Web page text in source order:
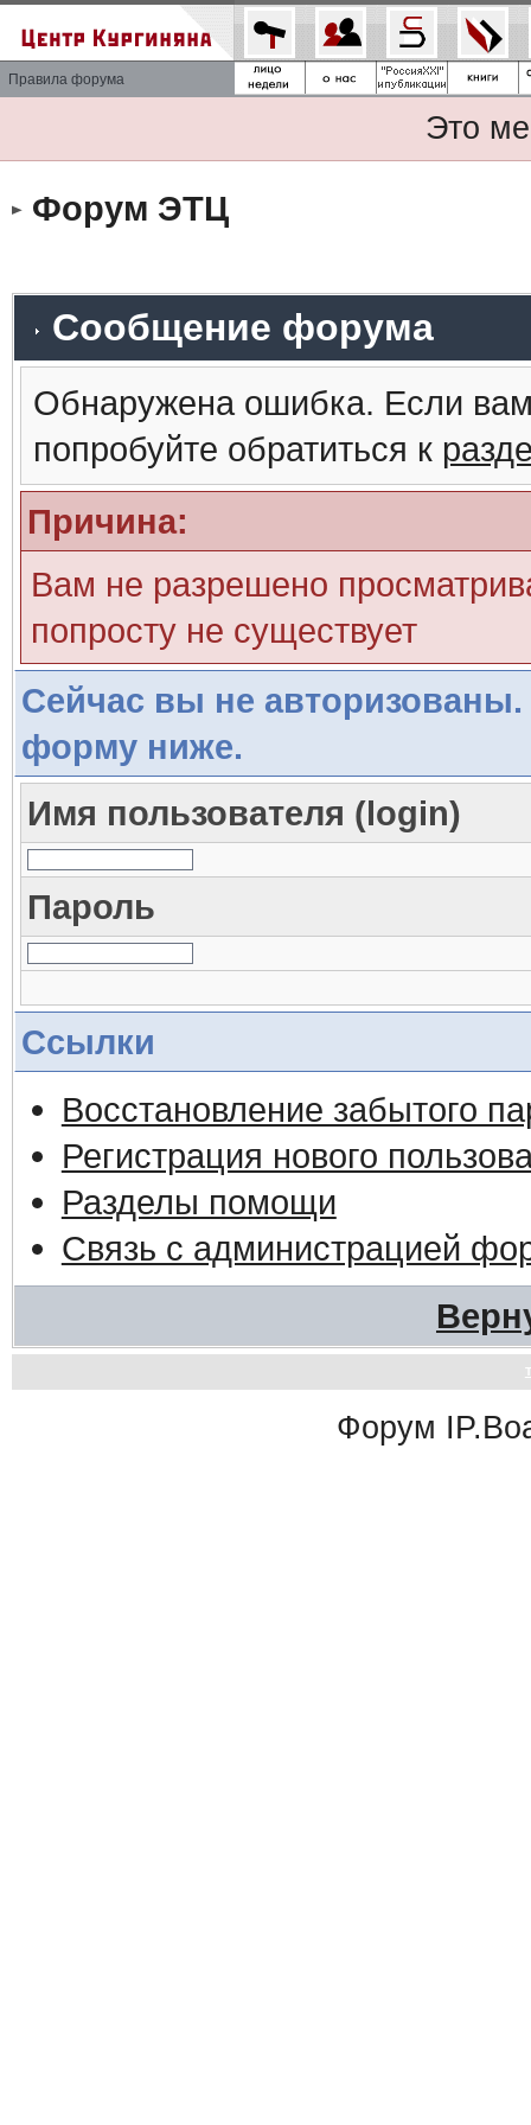
Правила форума
Это
Форум ЭТЦ
Сообщение форума
Обнаружена ошибка. Если
попробуйте обратиться к
Причина:
Вам не разрешено
попросту не существует
Сейчас вы не авторизованы.
форму ниже.
Имя пользователя (login)
Пароль
Ссылки
Восстановление забытого
Регистрация нового
Разделы помощи
Связь с администрацией
Форум